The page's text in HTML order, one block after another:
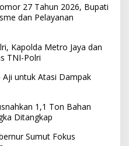
27 Tahun 2026, Bupati
dan Pelayanan
Kapolda Metro Jaya dan
TNI-Polri
Aji untuk Atasi Dampak
1,1 Ton Bahan
Ditangkap
Sumut Fokus